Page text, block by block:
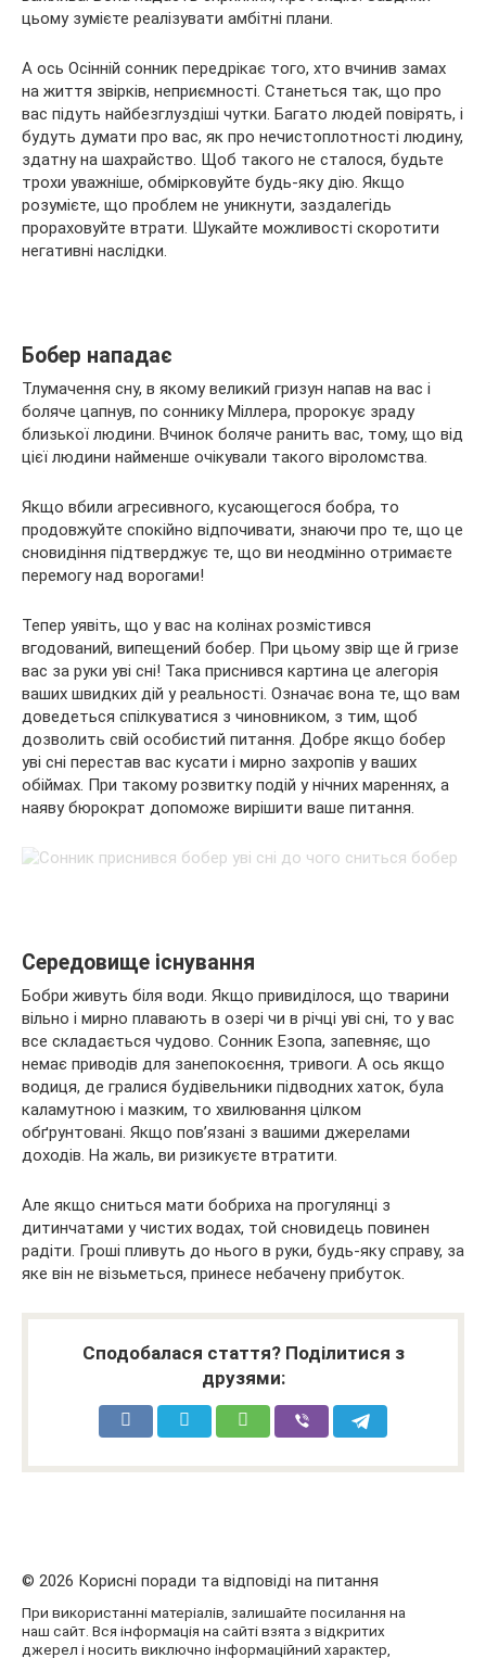
цьому зумієте реалізувати амбітні плани.
А ось Осінній сонник передрікає того, хто вчинив замах
на життя звірків, неприємності. Станеться так, що про
вас підуть найбезглуздіші чутки. Багато людей повірять, і
будуть думати про вас, як про нечистоплотності людину,
здатну на шахрайство. Щоб такого не сталося, будьте
трохи уважніше, обмірковуйте будь-яку дію. Якщо
розумієте, що проблем не уникнути, заздалегідь
прораховуйте втрати. Шукайте можливості скоротити
негативні наслідки.
Бобер нападає
Тлумачення сну, в якому великий гризун напав на вас і
боляче цапнув, по соннику Міллера, пророкує зраду
близької людини. Вчинок боляче ранить вас, тому, що від
цієї людини найменше очікували такого віроломства.
Якщо вбили агресивного, кусающегося бобра, то
продовжуйте спокійно відпочивати, знаючи про те, що це
сновидіння підтверджує те, що ви неодмінно отримаєте
перемогу над ворогами!
Тепер уявіть, що у вас на колінах розмістився
вгодований, випещений бобер. При цьому звір ще й гризе
вас за руки уві сні! Така приснився картина це алегорія
ваших швидких дій у реальності. Означає вона те, що вам
доведеться спілкуватися з чиновником, з тим, щоб
дозволить свій особистий питання. Добре якщо бобер
уві сні перестав вас кусати і мирно захропів у ваших
обіймах. При такому розвитку подій у нічних мареннях, а
наяву бюрократ допоможе вирішити ваше питання.
Середовище існування
Бобри живуть біля води. Якщо привиділося, що тварини
вільно і мирно плавають в озері чи в річці уві сні, то у вас
все складається чудово. Сонник Езопа, запевняє, що
немає приводів для занепокоєння, тривоги. А ось якщо
водиця, де гралися будівельники підводних хаток, була
каламутною і мазким, то хвилювання цілком
обґрунтовані. Якщо пов’язані з вашими джерелами
доходів. На жаль, ви ризикуєте втратити.
Але якщо сниться мати бобриха на прогулянці з
дитинчатами у чистих водах, той сновидець повинен
радіти. Гроші пливуть до нього в руки, будь-яку справу, за
яке він не візьметься, принесе небачену прибуток.
Сподобалася стаття? Поділитися з
друзями:
© 2026 Корисні поради та відповіді на питання
При використанні матеріалів, залишайте посилання на
наш сайт. Вся інформація на сайті взята з відкритих
джерел і носить виключно інформаційний характер,